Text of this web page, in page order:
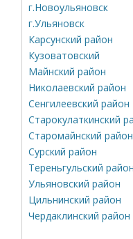
г.Новоульяновск
г.Ульяновск
Карсунский район
Кузоватовский
Майнский район
Николаевский район
Сенгилеевский район
Старокулаткинский
Старомайнский район
Сурский район
Тереньгульский район
Ульяновский район
Цильнинский район
Чердаклинский район